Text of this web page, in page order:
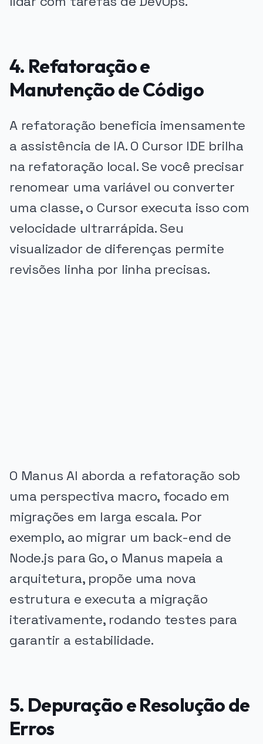
4. Refatoração e
Manutenção de Código
A refatoração beneficia imensamente
a assistência de IA. O Cursor IDE brilha
na refatoração local. Se você precisar
renomear uma variável ou converter
uma classe, o Cursor executa isso com
velocidade ultrarrápida. Seu
visualizador de diferenças permite
revisões linha por linha precisas.
O Manus AI aborda a refatoração sob
uma perspectiva macro, focado em
migrações em larga escala. Por
exemplo, ao migrar um back-end de
Node.js para Go, o Manus mapeia a
arquitetura, propõe uma nova
estrutura e executa a migração
iterativamente, rodando testes para
garantir a estabilidade.
5. Depuração e Resolução de
Erros